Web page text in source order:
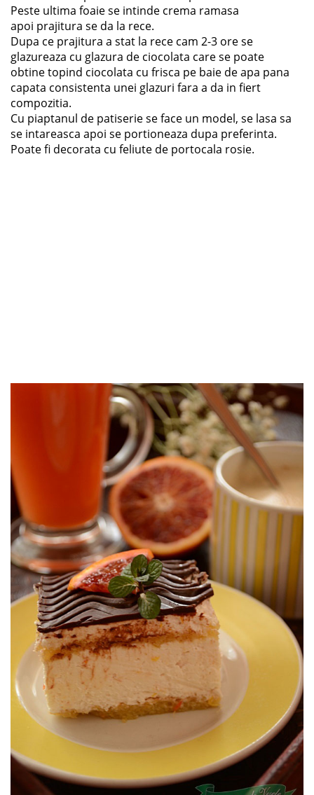
Peste ultima foaie se intinde crema ramasa
apoi prajitura se da la rece.
Dupa ce prajitura a stat la rece cam 2-3 ore se
glazureaza cu glazura de ciocolata care se poate
obtine topind ciocolata cu frisca pe baie de apa pana
capata consistenta unei glazuri fara a da in fiert
compozitia.
Cu piaptanul de patiserie se face un model, se lasa sa
se intareasca apoi se portioneaza dupa preferinta.
Poate fi decorata cu feliute de portocala rosie.